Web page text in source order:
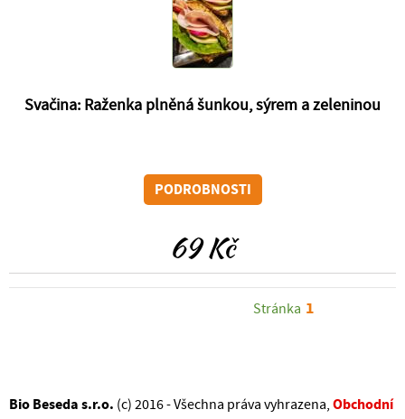
Svačina: Raženka plněná šunkou, sýrem a zeleninou
PODROBNOSTI
69 Kč
Stránka 1
Bio Beseda s.r.o. (c) 2016 - Všechna práva vyhrazena, Obchodní